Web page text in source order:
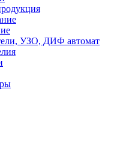
УЗО, ДИФ автомат